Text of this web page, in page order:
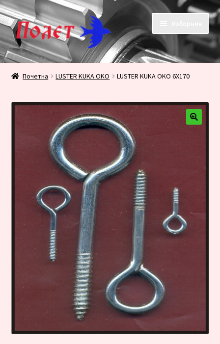
Прескочи
на
навигацију
Скочи
на
садржај
Почетак
PRODAVNICA
Почетна LUSTER KUKA OKO LUSTER KUKA OKO 6X170